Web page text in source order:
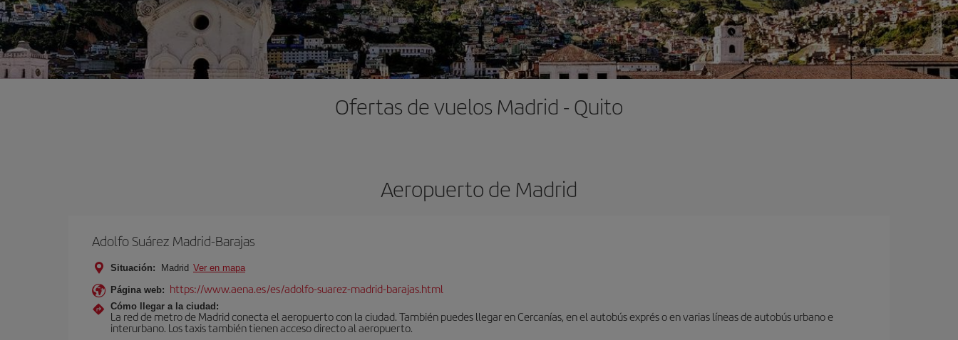
Ofertas de vuelos Madrid - Quito
Aeropuerto de Madrid
Adolfo Suárez Madrid-Barajas
Situación: Madrid Ver en mapa
Página web: https://www.aena.es/es/adolfo-suarez-madrid-barajas.html
Cómo llegar a la ciudad:
La red de metro de Madrid conecta el aeropuerto con la ciudad. También puedes llegar en Cercanías, en el autobús exprés o en varias líneas de autobús urbano e
interurbano. Los taxis también tienen acceso directo al aeropuerto.